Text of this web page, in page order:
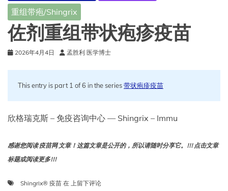
重组带疱/Shingrix
佐剂重组带状疱疹疫苗
2026年4月4日 孟胜利 医学博士
This entry is part 1 of 6 in the series带状疱疹疫苗
欣格瑞克斯 – 免疫咨询中心 — Shingrix – Immu
感谢您阅读 疫苗网 文章！这篇文章是公开的，所以请随时分享它。!!! 点击文章
标题或阅读更多!!!
Shingrix® 疫苗 在 佐
上留下评论